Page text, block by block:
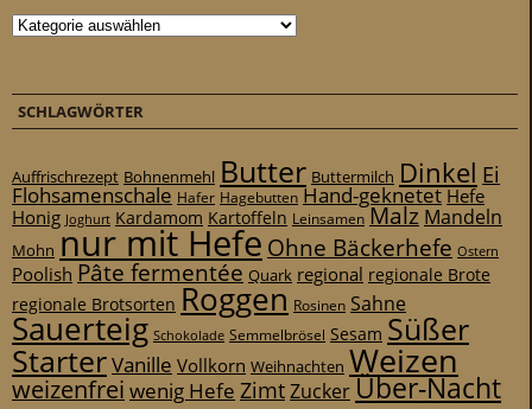
Kategorien
SCHLAGWÖRTER
Auffrischrezept Bohnenmehl Butter Buttermilch Dinkel Ei
Flohsamenschale Hafer Hagebutten Hand-geknetet Hefe
Honig Joghurt Kardamom Kartoffeln Leinsamen Malz Mandeln
Mohn nur mit Hefe Ohne Bäckerhefe Ostern
Poolish Pâte fermentée Quark regional regionale Brote
regionale Brotsorten Roggen Rosinen Sahne
Sauerteig Schokolade Semmelbrösel Sesam Süßer
StarterVanille Vollkorn Weihnachten Weizen
weizenfrei wenig Hefe ZimtZuckerÜber-Nacht